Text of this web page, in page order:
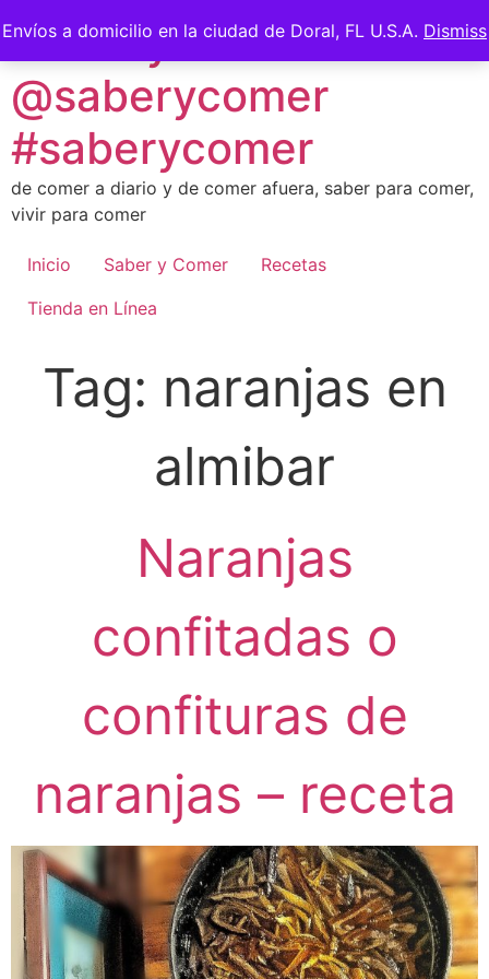
Envíos a domicilio en la ciudad de Doral, FL U.S.A. Dismiss
to
content
Saber y Comer -
@saberycomer
#saberycomer
de comer a diario y de comer afuera, saber para comer,
vivir para comer
Inicio Saber y Comer
Recetas
Tienda en Línea
Tag: naranjas en
almibar
Naranjas
confitadas o
confituras de
naranjas – receta